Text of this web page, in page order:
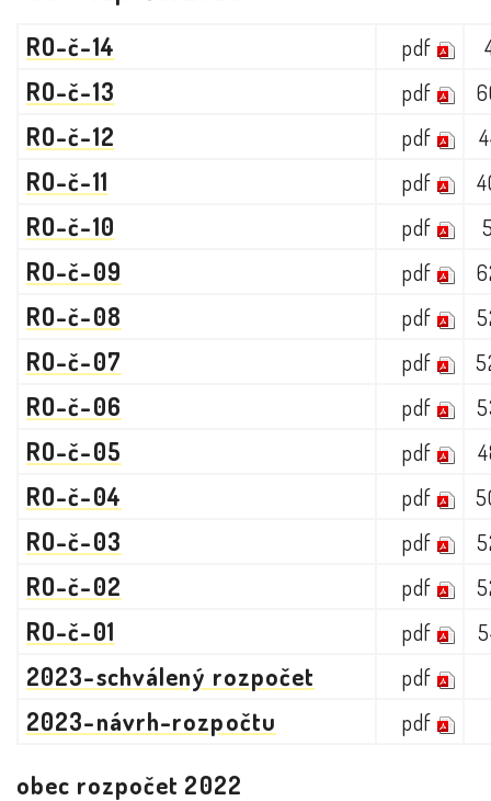
RO-č-14
pdf
RO-č-13 pdf
RO-č-12 pdf
RO-č-11 pdf
RO-č-10 pdf
RO-č-09 pdf
RO-č-08 pdf
RO-č-07 pdf
RO-č-06 pdf
RO-č-05 pdf
RO-č-04 pdf
RO-č-03 pdf
RO-č-02 pdf
RO-č-01 pdf
2023-schválený rozpočet pdf
2023-návrh-rozpočtu pdf
obec rozpočet 2022